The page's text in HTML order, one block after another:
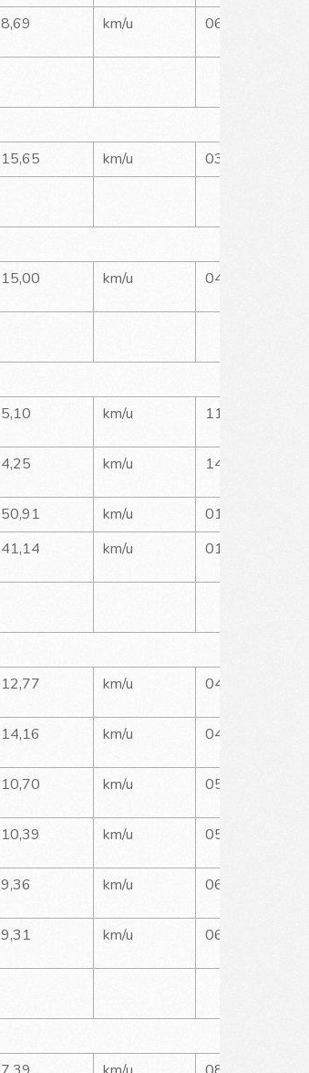
8,69 km/u 06:54
15,65 km/u 03:50
15,00 km/u 04:00
5,10 km/u 11:45
4,25 km/u 14:07
50,91 km/u 01:10
41,14 km/u 01:27
12,77 km/u 04:41
14,16 km/u 04:14
10,70 km/u 05:36
10,39 km/u 05:46
9,36 km/u 06:24
9,31 km/u 06:26